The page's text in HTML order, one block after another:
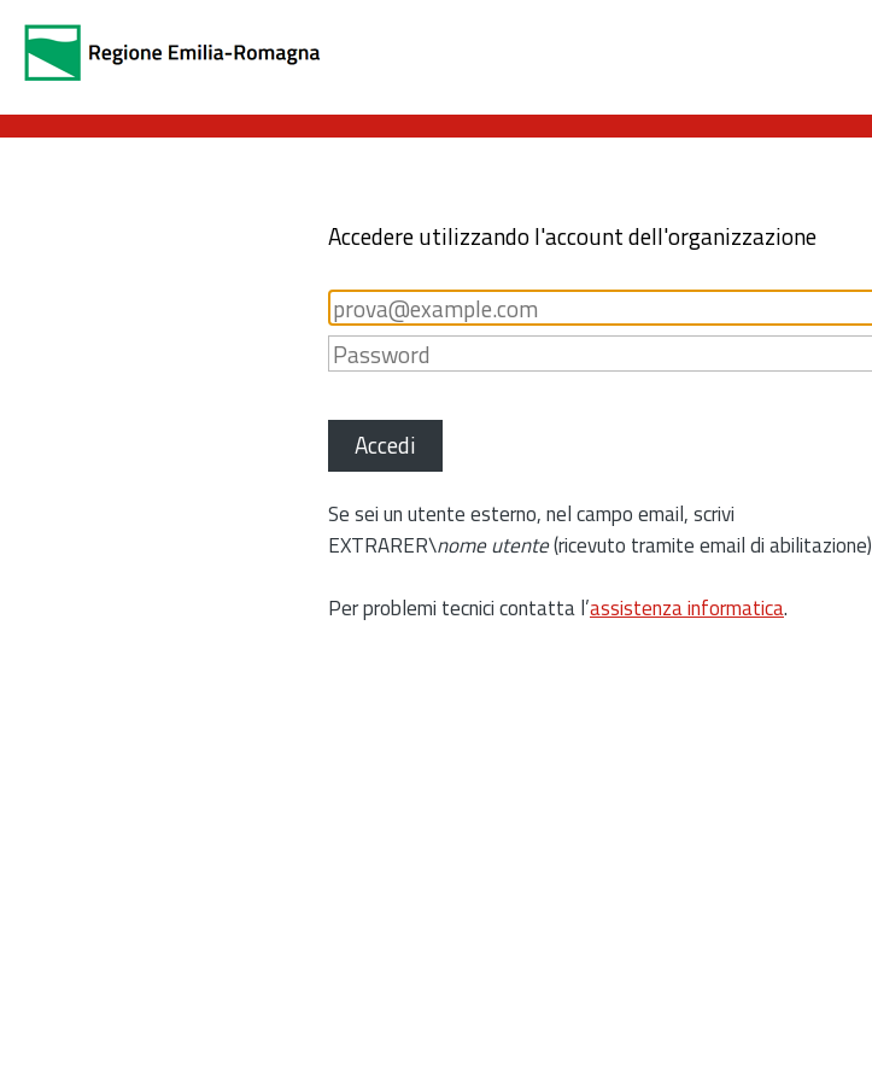
Accedere utilizzando l'account dell'organizzazione
Accedi
Se sei un utente esterno, nel campo email, scrivi
EXTRARER\nome utente(ricevuto tramite email di abilitazione)
Per problemi tecnici contatta l’assistenza informatica.